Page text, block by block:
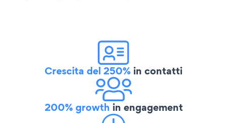
Crescita del 250% in contatti
200% growth in engagement